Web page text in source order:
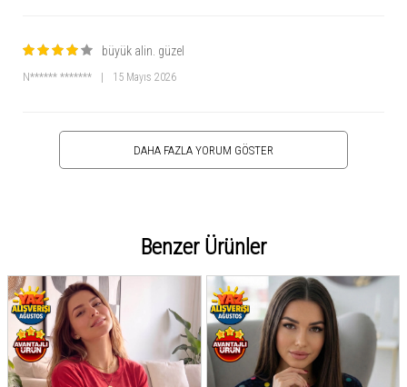
büyük alin. güzel
N****** ******* 15 Mayıs 2026
DAHA FAZLA YORUM GÖSTER
Benzer Ürünler